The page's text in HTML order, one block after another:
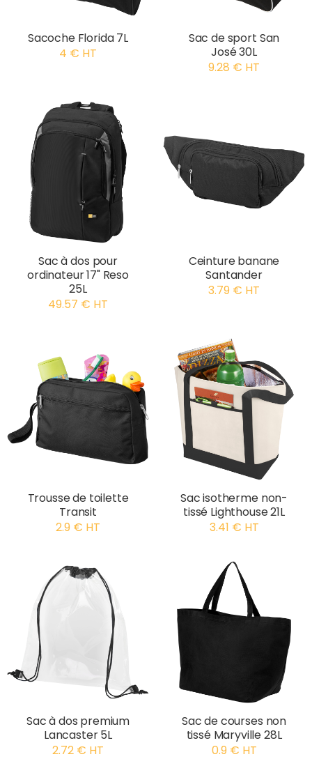
Sacoche Florida 7L
4 € HT
Sac de sport San
José 30L
9.28 € HT
Sac à dos pour
ordinateur 17" Reso
25L
49.57 € HT
Ceinture banane
Santander
3.79 € HT
Trousse de toilette
Transit
2.9 € HT
Sac isotherme non-
tissé Lighthouse 21L
3.41 € HT
Sac à dos premium
Lancaster 5L
2.72 € HT
Sac de courses non
tissé Maryville 28L
0.9 € HT